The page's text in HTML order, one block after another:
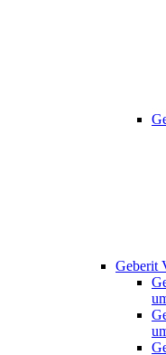
Geberit